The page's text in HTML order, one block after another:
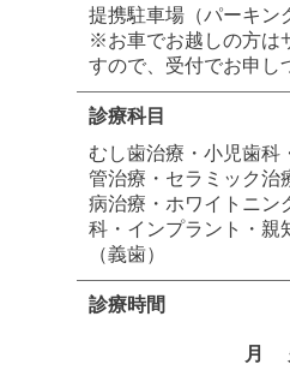
提携駐車場（パーキン
※お車でお越しの方は
すので、受付でお申し
診療科目
むし歯治療・小児歯科
管治療・セラミック治
病治療・ホワイトニン
科・インプラント・親
（義歯）
診療時間
月